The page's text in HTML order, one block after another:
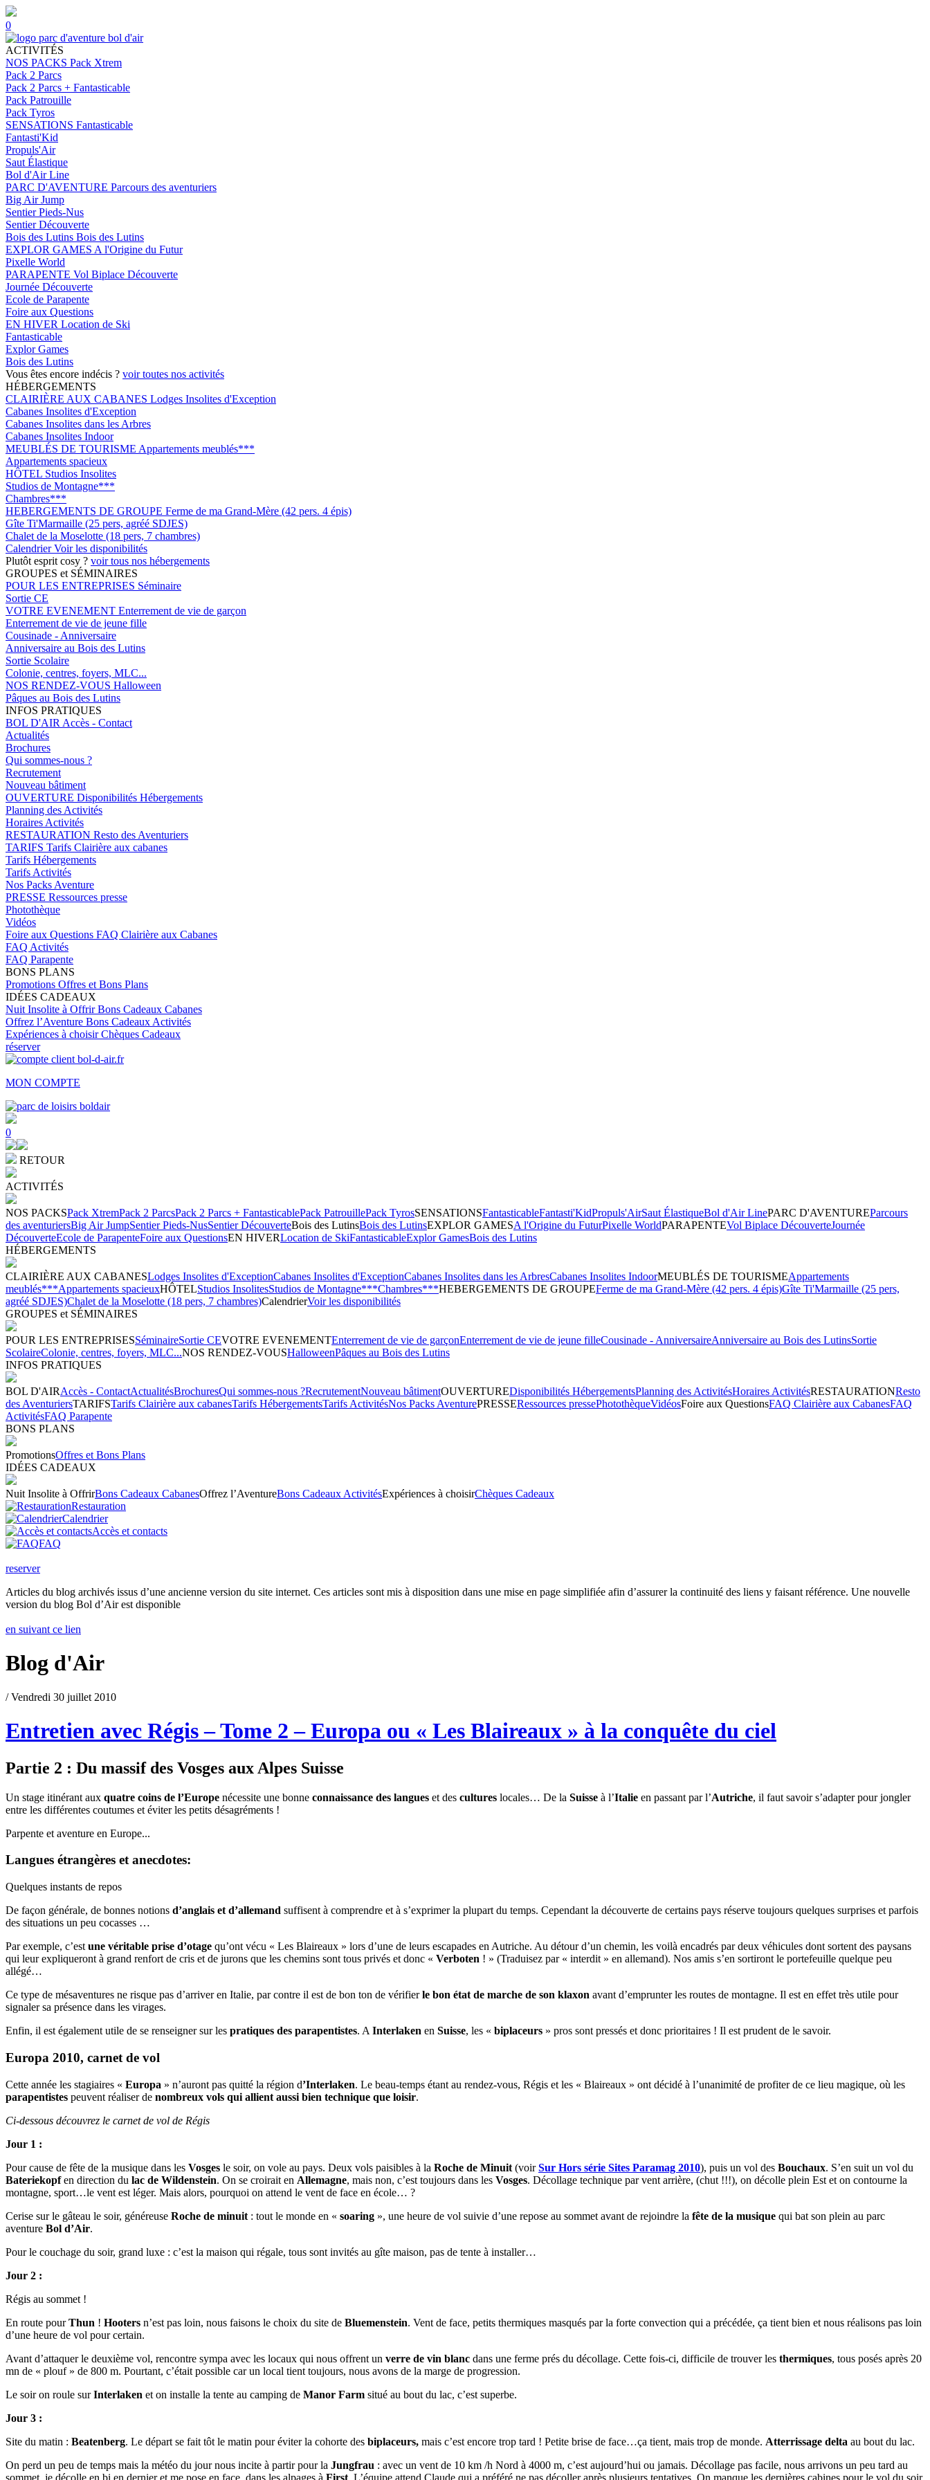
0
ACTIVITÉS
NOS PACKS Pack Xtrem
Pack 2 Parcs
Pack 2 Parcs + Fantasticable
Pack Patrouille
Pack Tyros
SENSATIONS Fantasticable
Fantasti'Kid
Propuls'Air
Saut Élastique
Bol d'Air Line
PARC D'AVENTURE Parcours des aventuriers
Big Air Jump
Sentier Pieds-Nus
Sentier Découverte
Bois des Lutins Bois des Lutins
EXPLOR GAMES A l'Origine du Futur
Pixelle World
PARAPENTE Vol Biplace Découverte
Journée Découverte
Ecole de Parapente
Foire aux Questions
EN HIVER Location de Ski
Fantasticable
Explor Games
Bois des Lutins
Vous êtes encore indécis ? voir toutes nos activités
HÉBERGEMENTS
CLAIRIÈRE AUX CABANES Lodges Insolites d'Exception
Cabanes Insolites d'Exception
Cabanes Insolites dans les Arbres
Cabanes Insolites Indoor
MEUBLÉS DE TOURISME Appartements meublés***
Appartements spacieux
HÔTEL Studios Insolites
Studios de Montagne***
Chambres***
HEBERGEMENTS DE GROUPE Ferme de ma Grand-Mère (42 pers. 4 épis)
Gîte Ti'Marmaille (25 pers, agréé SDJES)
Chalet de la Moselotte (18 pers, 7 chambres)
CalendrierVoir les disponibilités
Plutôt esprit cosy ? voir tous nos hébergements
GROUPES et SÉMINAIRES
POUR LES ENTREPRISES Séminaire
Sortie CE
VOTRE EVENEMENT Enterrement de vie de garçon
Enterrement de vie de jeune fille
Cousinade - Anniversaire
Anniversaire au Bois des Lutins
Sortie Scolaire
Colonie, centres, foyers, MLC...
NOS RENDEZ-VOUS Halloween
Pâques au Bois des Lutins
INFOS PRATIQUES
BOL D'AIR Accès - Contact
Actualités
Brochures
Qui sommes-nous ?
Recrutement
Nouveau bâtiment
OUVERTURE Disponibilités Hébergements
Planning des Activités
Horaires Activités
RESTAURATION Resto des Aventuriers
TARIFS Tarifs Clairière aux cabanes
Tarifs Hébergements
Tarifs Activités
Nos Packs Aventure
PRESSE Ressources presse
Photothèque
Vidéos
Foire aux Questions FAQ Clairière aux Cabanes
FAQ Activités
FAQ Parapente
BONS PLANS
Promotions Offres et Bons Plans
IDÉES CADEAUX
Nuit Insolite à OffrirBons Cadeaux Cabanes
Offrez l’Aventure Bons Cadeaux Activités
Expériences à choisirChèques Cadeaux
réserver
MON COMPTE
0
RETOUR
ACTIVITÉS
NOS PACKSPack XtremPack 2 ParcsPack 2 Parcs + FantasticablePack PatrouillePack TyrosSENSATIONSFantasticableFantasti'KidPropuls'AirSaut ÉlastiqueBol d'Air LinePARC D'AVENTUREParcours
des aventuriersBig Air JumpSentier Pieds-NusSentier DécouverteBois des LutinsBois des LutinsEXPLOR GAMESA l'Origine du FuturPixelle WorldPARAPENTEVol Biplace DécouverteJournée
DécouverteEcole de ParapenteFoire aux QuestionsEN HIVERLocation de SkiFantasticableExplor GamesBois des Lutins
HÉBERGEMENTS
CLAIRIÈRE AUX CABANESLodges Insolites d'ExceptionCabanes Insolites d'ExceptionCabanes Insolites dans les ArbresCabanes Insolites IndoorMEUBLÉS DE TOURISMEAppartements
meublés***Appartements spacieuxHÔTELStudios InsolitesStudios de Montagne***Chambres***HEBERGEMENTS DE GROUPEFerme de ma Grand-Mère (42 pers. 4 épis)Gîte Ti'Marmaille (25 pers,
agréé SDJES)Chalet de la Moselotte (18 pers, 7 chambres)CalendrierVoir les disponibilités
GROUPES et SÉMINAIRES
POUR LES ENTREPRISESSéminaireSortie CEVOTRE EVENEMENTEnterrement de vie de garçonEnterrement de vie de jeune filleCousinade - AnniversaireAnniversaire au Bois des LutinsSortie
ScolaireColonie, centres, foyers, MLC...NOS RENDEZ-VOUSHalloweenPâques au Bois des Lutins
INFOS PRATIQUES
BOL D'AIRAccès - ContactActualitésBrochuresQui sommes-nous ?RecrutementNouveau bâtimentOUVERTUREDisponibilités HébergementsPlanning des ActivitésHoraires ActivitésRESTAURATIONResto
des AventuriersTARIFSTarifs Clairière aux cabanesTarifs HébergementsTarifs ActivitésNos Packs AventurePRESSERessources pressePhotothèqueVidéosFoire aux QuestionsFAQ Clairière aux CabanesFAQ
ActivitésFAQ Parapente
BONS PLANS
PromotionsOffres et Bons Plans
IDÉES CADEAUX
Nuit Insolite à OffrirBons Cadeaux CabanesOffrez l’AventureBons Cadeaux ActivitésExpériences à choisirChèques Cadeaux
Restauration
Calendrier
Accès et contacts
FAQ
reserver
Articles du blog archivés issus d’une ancienne version du site internet. Ces articles sont mis à disposition dans une mise en page simplifiée afin d’assurer la continuité des liens y faisant référence. Une nouvelle
version du blog Bol d’Air est disponible
en suivant ce lien
Blog d'Air
/ Vendredi 30 juillet 2010
Entretien avec Régis – Tome 2 – Europa ou « Les Blaireaux » à la conquête du ciel
Partie 2 : Du massif des Vosges aux Alpes Suisse
Un stage itinérant aux quatre coins de l’Europe nécessite une bonne connaissance des langues et des cultures locales… De la Suisse à l’Italie en passant par l’Autriche, il faut savoir s’adapter pour jongler
entre les différentes coutumes et éviter les petits désagréments !
Parpente et aventure en Europe...
Langues étrangères et anecdotes:
Quelques instants de repos
De façon générale, de bonnes notions d’anglais et d’allemand suffisent à comprendre et à s’exprimer la plupart du temps. Cependant la découverte de certains pays réserve toujours quelques surprises et parfois
des situations un peu cocasses …
Par exemple, c’est une véritable prise d’otage qu’ont vécu « Les Blaireaux » lors d’une de leurs escapades en Autriche. Au détour d’un chemin, les voilà encadrés par deux véhicules dont sortent des paysans
qui leur expliqueront à grand renfort de cris et de jurons que les chemins sont tous privés et donc « Verboten ! » (Traduisez par « interdit » en allemand). Nos amis s’en sortiront le portefeuille quelque peu
allégé…
Ce type de mésaventures ne risque pas d’arriver en Italie, par contre il est de bon ton de vérifierle bon état de marche de son klaxon avant d’emprunter les routes de montagne. Il est en effet très utile pour
signaler sa présence dans les virages.
Enfin, il est également utile de se renseigner sur les pratiques des parapentistes. A Interlaken en Suisse, les « biplaceurs » pros sont pressés et donc prioritaires ! Il est prudent de le savoir.
Europa 2010, carnet de vol
Cette année les stagiaires « Europa » n’auront pas quitté la région d’Interlaken. Le beau-temps étant au rendez-vous, Régis et les « Blaireaux » ont décidé à l’unanimité de profiter de ce lieu magique, où les
parapentistes peuvent réaliser de nombreux vols qui allient aussi bien technique que loisir.
Ci-dessous découvrez le carnet de vol de Régis
Jour 1 :
Pour cause de fête de la musique dans les Vosges le soir, on vole au pays. Deux vols paisibles à la Roche de Minuit (voirSur Hors série Sites Paramag 2010), puis un vol des Bouchaux. S’en suit un vol du
Bateriekopfen direction du lac de Wildenstein. On se croirait en Allemagne, mais non, c’est toujours dans les Vosges. Décollage technique par vent arrière, (chut !!!), on décolle plein Est et on contourne la
montagne, sport…le vent est léger. Mais alors, pourquoi on attend le vent de face en école… ?
Cerise sur le gâteau le soir, généreuse Roche de minuit : tout le monde en « soaring », une heure de vol suivie d’une repose au sommet avant de rejoindre la fête de la musique qui bat son plein au parc
aventure Bol d’Air.
Pour le couchage du soir, grand luxe : c’est la maison qui régale, tous sont invités au gîte maison, pas de tente à installer…
Jour 2 :
Régis au sommet !
En route pourThun ! Hooters n’est pas loin, nous faisons le choix du site de Bluemenstein. Vent de face, petits thermiques masqués par la forte convection qui a précédée, ça tient bien et nous réalisons pas loin
d’une heure de vol pour certain.
Avant d’attaquer le deuxième vol, rencontre sympa avec les locaux qui nous offrent un verre de vin blanc dans une ferme prés du décollage. Cette fois-ci, difficile de trouver les thermiques, tous posés après 20
mn de « plouf » de 800 m. Pourtant, c’était possible car un local tient toujours, nous avons de la marge de progression.
Le soir on roule surInterlaken et on installe la tente au camping de Manor Farm situé au bout du lac, c’est superbe.
Jour 3 :
Site du matin : Beatenberg. Le départ se fait tôt le matin pour éviter la cohorte des biplaceurs, mais c’est encore trop tard ! Petite brise de face…ça tient, mais trop de monde. Atterrissage delta au bout du lac.
On perd un peu de temps mais la météo du jour nous incite à partir pour la Jungfrau : avec un vent de 10 km /h Nord à 4000 m, c’est aujourd’hui ou jamais. Décollage pas facile, nous arrivons un peu tard au
sommet, je décolle en bi en dernier et me pose en face, dans les alpages à First . L’équipe attend Claude qui a préféré ne pas décoller après plusieurs tentatives. On manque les dernières cabines pour le vol du soir